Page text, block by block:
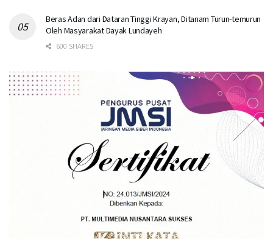
Beras Adan dari Dataran Tinggi Krayan, Ditanam Turun-temurun
Oleh Masyarakat Dayak Lundayeh
600 SHARES